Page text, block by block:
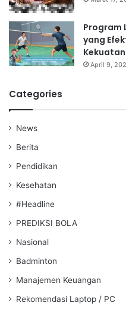
Program
yang
April 9,
Categories
News
Berita
Pendidikan
Kesehatan
#Headline
PREDIKSI BOLA
Nasional
Badminton
Manajemen Keuangan
Rekomendasi Laptop / PC